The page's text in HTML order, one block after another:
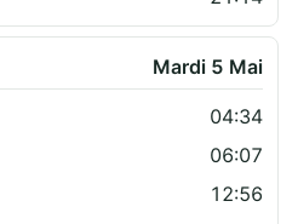
Mardi 5 Mai
04:34
06:07
12:56